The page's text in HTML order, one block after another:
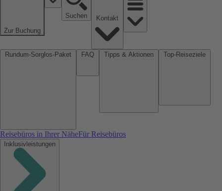
Zur Buchung
Suchen
Reisebüros in Ihrer NäheFür Reisebüros
Inklusivleistungen